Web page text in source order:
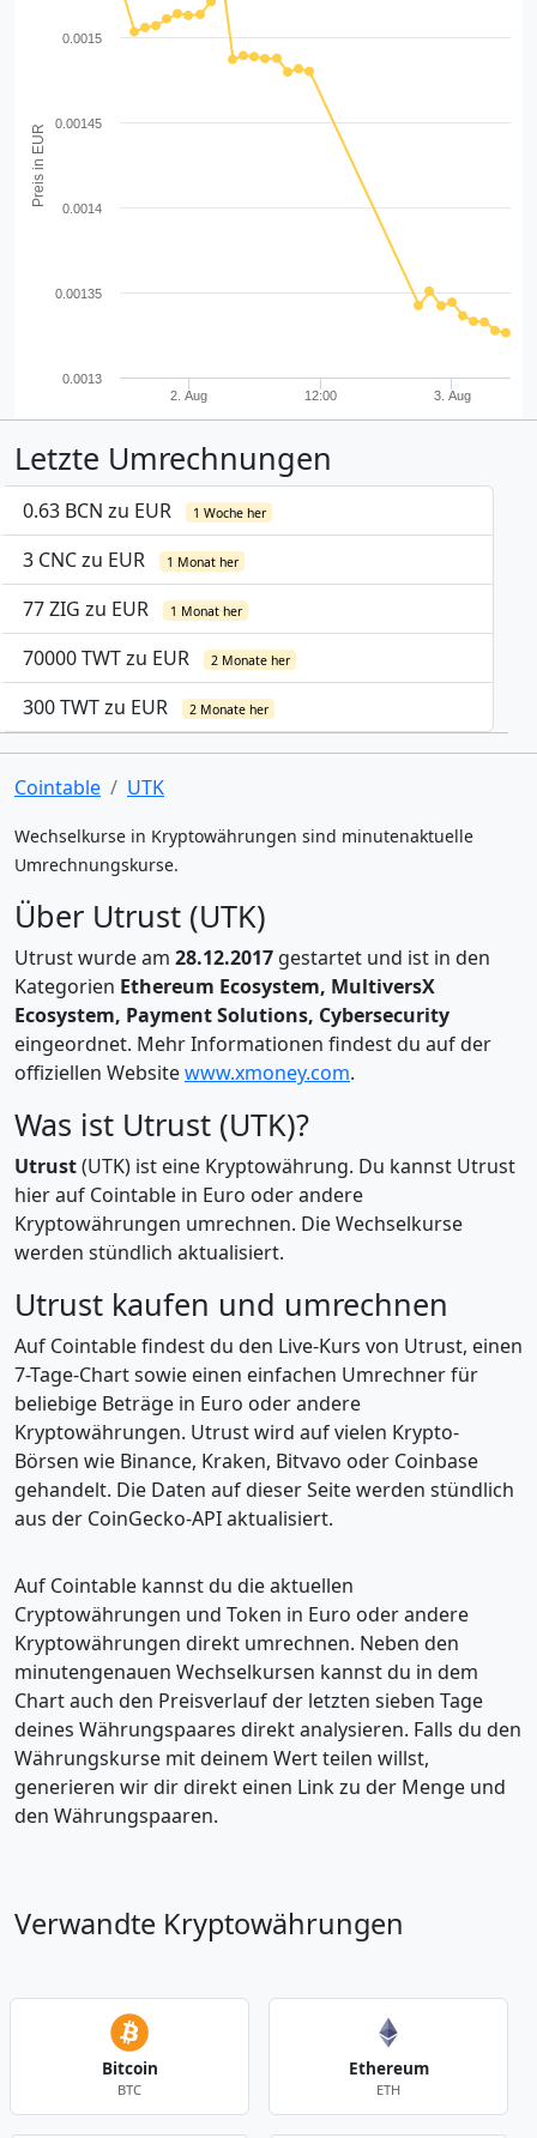
Preis in EUR
2. Aug 3. Aug
12:00
0.0013
0.00135
0.0014
0.00145
0.0015
Letzte Umrechnungen
0.63 BCN zu EUR 1 Woche her
3 CNC zu EUR 1 Monat her
77 ZIG zu EUR 1 Monat her
70000 TWT zu EUR 2 Monate her
300 TWT zu EUR 2 Monate her
Cointable UTK
Wechselkurse in Kryptowährungen sind minutenaktuelle
Umrechnungskurse.
Über Utrust (UTK)
Utrust wurde am 28.12.2017 gestartet und ist in den
Kategorien Ethereum Ecosystem, MultiversX
Ecosystem, Payment Solutions, Cybersecurity
eingeordnet. Mehr Informationen findest du auf der
offiziellen Websitewww.xmoney.com.
Was ist Utrust (UTK)?
Utrust(UTK) ist eine Kryptowährung. Du kannst Utrust
hier auf Cointable in Euro oder andere
Kryptowährungen umrechnen. Die Wechselkurse
werden stündlich aktualisiert.
Utrust kaufen und umrechnen
Auf Cointable findest du den Live-Kurs von Utrust, einen
7-Tage-Chart sowie einen einfachen Umrechner für
beliebige Beträge in Euro oder andere
Kryptowährungen. Utrust wird auf vielen Krypto-
Börsen wie Binance, Kraken, Bitvavo oder Coinbase
gehandelt. Die Daten auf dieser Seite werden stündlich
aus der CoinGecko-API aktualisiert.
Auf Cointable kannst du die aktuellen
Cryptowährungen und Token in Euro oder andere
Kryptowährungen direkt umrechnen. Neben den
minutengenauen Wechselkursen kannst du in dem
Chart auch den Preisverlauf der letzten sieben Tage
deines Währungspaares direkt analysieren. Falls du den
Währungskurse mit deinem Wert teilen willst,
generieren wir dir direkt einen Link zu der Menge und
den Währungspaaren.
Verwandte Kryptowährungen
Bitcoin
BTC
Ethereum
ETH